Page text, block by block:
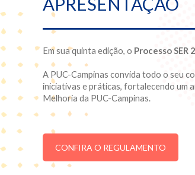
Em sua quinta edição, o Processo SER
A PUC-Campinas convida todo o seu
iniciativas e práticas, fortalecendo um
Melhoria da PUC-Campinas.
CONFIRA O REGULAMENTO